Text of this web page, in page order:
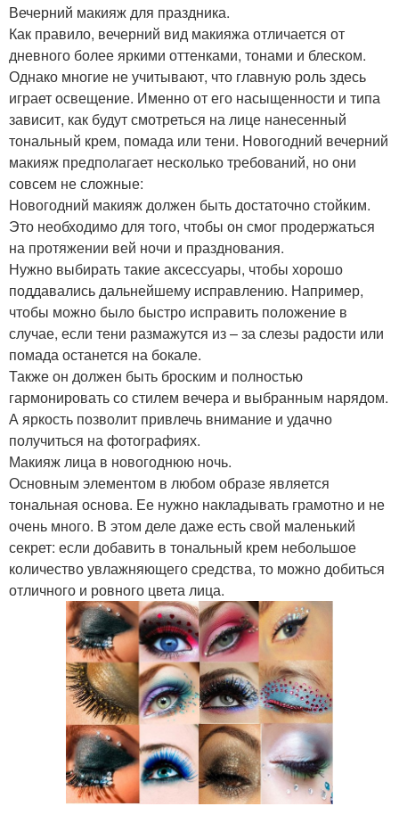
Вечерний макияж для праздника.
Как правило, вечерний вид макияжа отличается от
дневного более яркими оттенками, тонами и блеском.
Однако многие не учитывают, что главную роль здесь
играет освещение. Именно от его насыщенности и типа
зависит, как будут смотреться на лице нанесенный
тональный крем, помада или тени. Новогодний вечерний
макияж предполагает несколько требований, но они
совсем не сложные:
Новогодний макияж должен быть достаточно стойким.
Это необходимо для того, чтобы он смог продержаться
на протяжении вей ночи и празднования.
Нужно выбирать такие аксессуары, чтобы хорошо
поддавались дальнейшему исправлению. Например,
чтобы можно было быстро исправить положение в
случае, если тени размажутся из – за слезы радости или
помада останется на бокале.
Также он должен быть броским и полностью
гармонировать со стилем вечера и выбранным нарядом.
А яркость позволит привлечь внимание и удачно
получиться на фотографиях.
Макияж лица в новогоднюю ночь.
Основным элементом в любом образе является
тональная основа. Ее нужно накладывать грамотно и не
очень много. В этом деле даже есть свой маленький
секрет: если добавить в тональный крем небольшое
количество увлажняющего средства, то можно добиться
отличного и ровного цвета лица.